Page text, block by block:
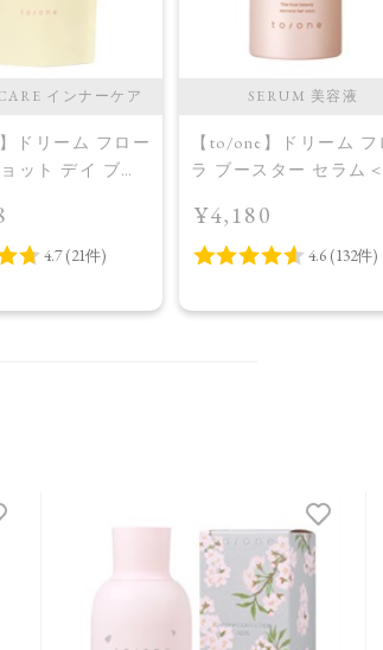
インナーケア
ドリーム フロー
ット デイ ブラ
SERUM 美容液
【to/one】ドリーム フ
ラ ブースター セラム＜
¥4,180